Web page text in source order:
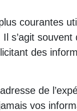
courantes
s’agit
des
de
vos